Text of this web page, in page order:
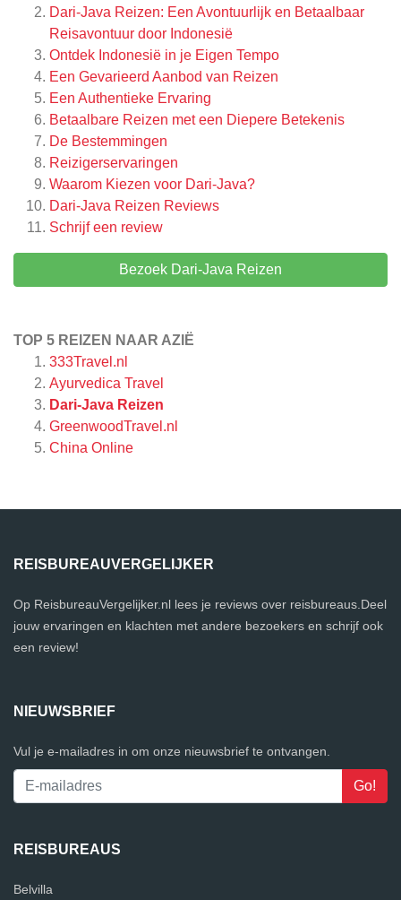
Dari-Java Reizen: Een Avontuurlijk en Betaalbaar
Reisavontuur door Indonesië
Ontdek Indonesië in je Eigen Tempo
Een Gevarieerd Aanbod van Reizen
Een Authentieke Ervaring
Betaalbare Reizen met een Diepere Betekenis
De Bestemmingen
Reizigerservaringen
Waarom Kiezen voor Dari-Java?
Dari-Java Reizen Reviews
Schrijf een review
Bezoek Dari-Java Reizen
TOP 5 REIZEN NAAR AZIË
333Travel.nl
Ayurvedica Travel
Dari-Java Reizen
GreenwoodTravel.nl
China Online
REISBUREAUVERGELIJKER
Op ReisbureauVergelijker.nl lees je reviews over reisbureaus.Deel
jouw ervaringen en klachten met andere bezoekers en schrijf ook
een review!
NIEUWSBRIEF
Vul je e-mailadres in om onze nieuwsbrief te ontvangen.
REISBUREAUS
Belvilla